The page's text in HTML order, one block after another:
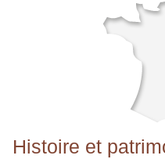
Histoire et